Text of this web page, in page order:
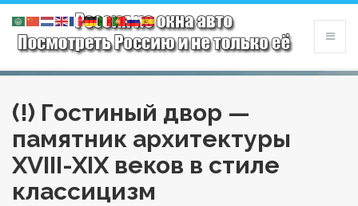
(!) Гостиный двор —
памятник архитектуры
XVIII-XIX веков в стиле
классицизм